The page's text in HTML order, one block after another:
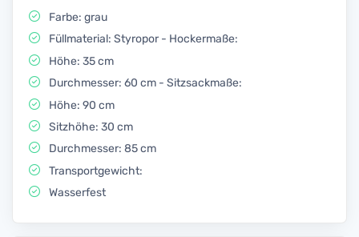
Farbe: grau
Füllmaterial: Styropor - Hockermaße:
Höhe: 35 cm
Durchmesser: 60 cm - Sitzsackmaße:
Höhe: 90 cm
Sitzhöhe: 30 cm
Durchmesser: 85 cm
Transportgewicht:
Wasserfest